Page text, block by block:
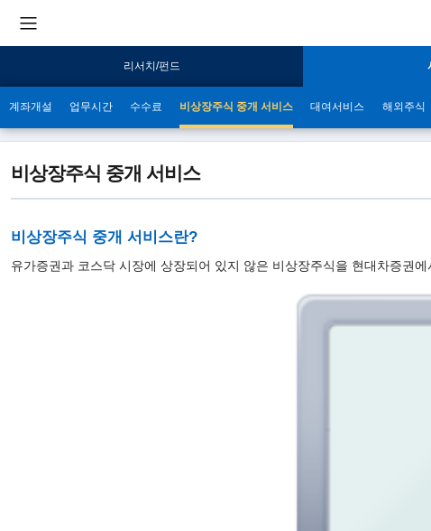
리서치/펀드
계좌개설 업무시간 수수료 비상장주식 중개 서비스 대여서비스 해외주식
비상장주식 중개 서비스
비상장주식 중개 서비스란?
유가증권과 코스닥 시장에 상장되어 있지 않은 비상장주식을 현대차증권